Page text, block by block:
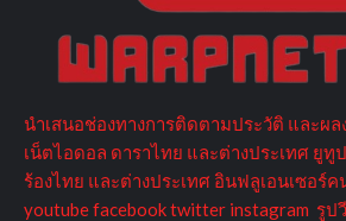
นำเสนอช่องทางการติดตามประวัติ และผ
เน็ตไอดอล ดาราไทย และต่างประเทศ ยูทู
ร้องไทย และต่างประเทศ อินฟลูเอนเซอร์ค
youtube facebook twitter instagram รูป